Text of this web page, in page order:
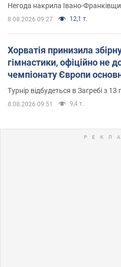
Негода накрила Івано-
8.08.2026 09:27 12,1 т.
Хорватія принизила
гімнастики, офіційно не
чемпіонату Європи
Турнір відбудеться в Загребі з 13
8.08.2026 09:51 9,4 т.